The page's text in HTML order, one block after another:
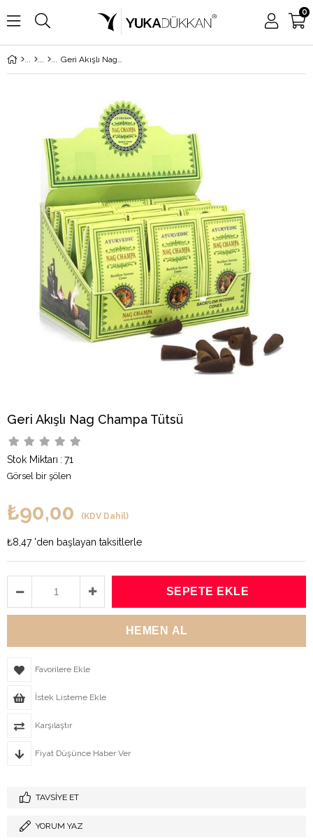
0
Geri Akışlı Nag Champa Tütsü
Geri Akışlı Nag Champa Tütsü
Stok Miktarı : 71
Görsel bir şölen
₺90,00 (KDV Dahil)
₺8,47 'den başlayan taksitlerle
Favorilere Ekle
İstek Listeme Ekle
Karşılaştır
Fiyat Düşünce Haber Ver
TAVSIYE ET
YORUM YAZ